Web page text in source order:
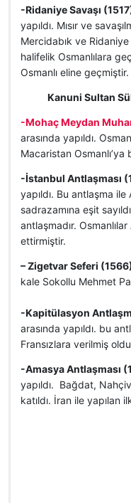
-Ridaniye Savaşı
yapıldı. Mısır ve
Mercidabık ve Ridaniye
halifelik Osmanlılara
Osmanlı eline geçmiştir.
Kanuni Sultan
-Mohaç Meydan
arasında yapıldı.
Macaristan Osmanlı’ya
-İstanbul Antlaşması
yapıldı. Bu antlaşma
sadrazamına eşit
antlaşmadır.
ettirmiştir.
– Zigetvar Seferi
kale Sokollu Mehmet
-Kapitülasyon
arasında yapıldı. bu
Fransızlara verilmiş
-Amasya Antlaşması
yapıldı. Bağdat,
katıldı. İran ile yapılan